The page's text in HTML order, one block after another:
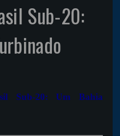
Sub-20:
Sub-20: Um Bahia